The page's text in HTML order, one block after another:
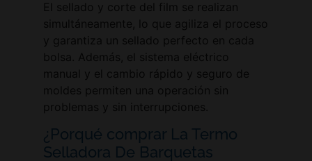
El sellado y corte del film se realizan
simultáneamente, lo que agiliza el proceso
y garantiza un sellado perfecto en cada
bolsa. Además, el sistema eléctrico
manual y el cambio rápido y seguro de
moldes permiten una operación sin
problemas y sin interrupciones.
¿Porqué comprar La Termo
Selladora De Barquetas